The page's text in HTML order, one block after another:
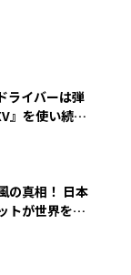
ライバーは弾
』を使い続け
の真相！ 日本
トが世界を席